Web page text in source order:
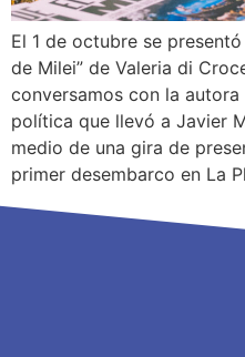
El 1 de octubre se
de Milei” de Valeria di
conversamos con la
política que llevó a Javier
medio de una gira de
primer desembarco en La